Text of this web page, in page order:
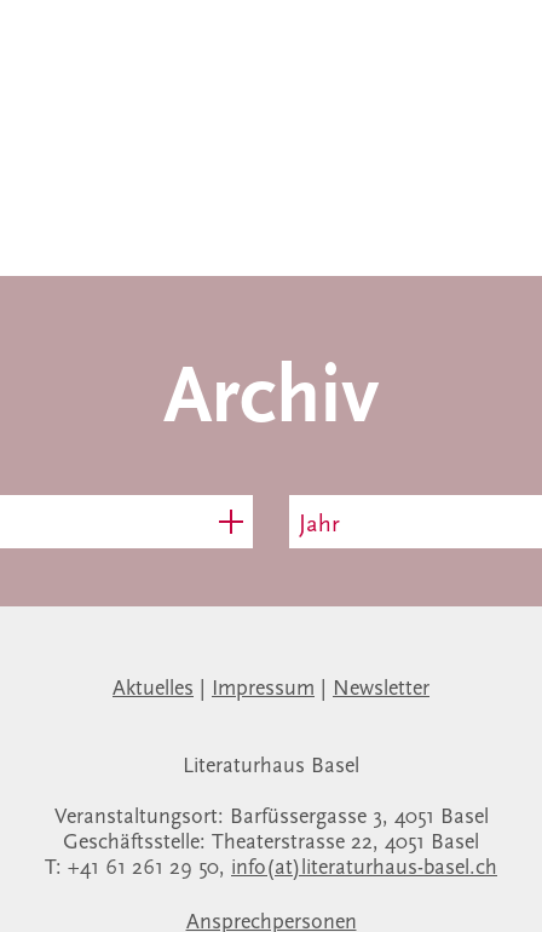
Archiv
Jahr
Aktuelles Impressum Newsletter
Literaturhaus Basel
Veranstaltungsort: Barfüssergasse 3, 4051 Basel
Geschäftsstelle: Theaterstrasse 22, 4051 Basel
T: +41 61 261 29 50, info(at)literaturhaus-basel.ch
Ansprechpersonen